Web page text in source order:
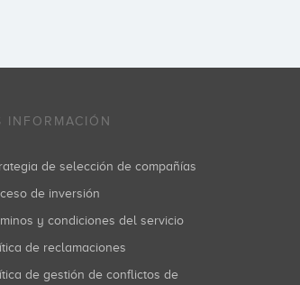
INFORMACIÓN
de selección de compañías
de inversión
y condiciones del servicio
de reclamaciones